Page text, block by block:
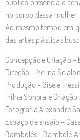
público presencia o
no corpo dessa mulher.
Ao mesmo tempo em
das artes plásticas
Concepção e Criação –
Direção – Melina
Produção – Gisele Tressi
Trilha Sonora e
Fotografia Alexandre
Espaço de ensaio –
Bambolês – Bambolê